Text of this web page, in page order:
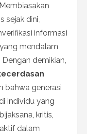
sejak dini,
informasi
mendalam
demikian,
bahwa generasi
individu yang
kritis,
dalam